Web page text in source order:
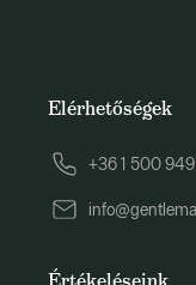
Elérhetőségek
+36 1 500